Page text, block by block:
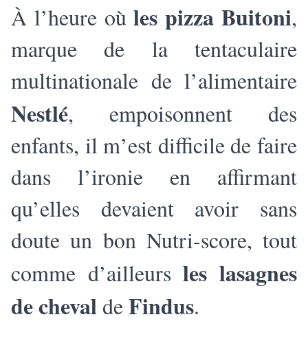
À l’heure oùles pizza Buitoni,
marque de la tentaculaire
multinationale de l’alimentaire
Nestlé, empoisonnent des
enfants, il m’est difficile de faire
dans l’ironie en affirmant
qu’elles devaient avoir sans
doute un bon Nutri-score, tout
comme d’ailleursles lasagnes
de cheval deFindus.